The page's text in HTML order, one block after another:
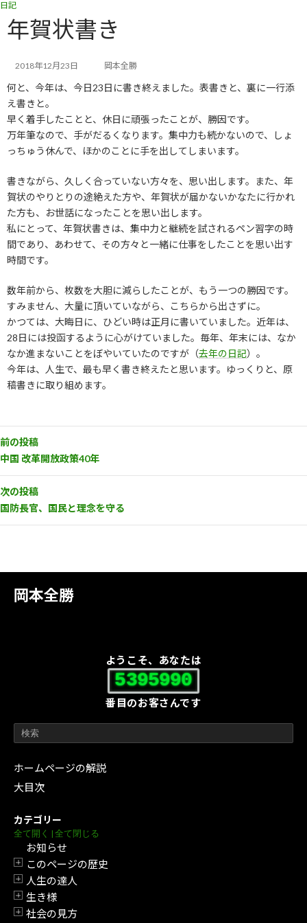
コ
テ
ス
キ
ッ
プ
ナ
ゲ
ン
に
移
動
岡本全勝
ようこそ、あなたは
5395990
番目のお客さんです
ホームページの解説
大目次
カテゴリー
全て開く | 全て閉じる
お知らせ
開閉
このページの歴史
開閉
人生の達人
開閉
生き様
開閉
社会の見方
日記
年賀状書き
2018年12月23日 岡本全勝
何と、今年は、今日23日に書き終えました。表書きと、裏に一行添
え書きと。
早く着手したことと、休日に頑張ったことが、勝因です。
万年筆なので、手がだるくなります。集中力も続かないので、しょ
っちゅう休んで、ほかのことに手を出してしまいます。
書きながら、久しく合っていない方々を、思い出します。また、年
賀状のやりとりの途絶えた方や、年賀状が届かないかなたに行かれ
た方も、お世話になったことを思い出します。
私にとって、年賀状書きは、集中力と継続を試されるペン習字の時
間であり、あわせて、その方々と一緒に仕事をしたことを思い出す
時間です。
数年前から、枚数を大胆に減らしたことが、もう一つの勝因です。
すみません、大量に頂いていながら、こちらから出さずに。
かつては、大晦日に、ひどい時は正月に書いていました。近年は、
28日には投函するように心がけていました。毎年、年末には、なか
なか進まないことをぼやいていたのですが（去年の日記）。
今年は、人生で、最も早く書き終えたと思います。ゆっくりと、原
稿書きに取り組めます。
前の投稿
中国 改革開放政策40年
次の投稿
国防長官、国民と理念を守る